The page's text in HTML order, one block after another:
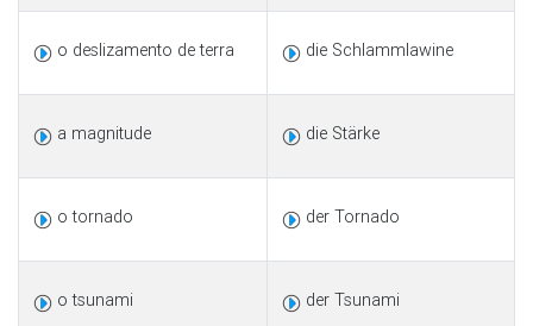
o deslizamento de terra die Schlammlawine
a magnitude die Stärke
o tornado der Tornado
o tsunami der Tsunami